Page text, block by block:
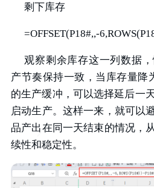
剩下库存
=OFFSET(P18#,,-
观察剩余库存这一列数据
产节奏保持一致，当库存量降
的生产缓冲，可以选择延后一
启动生产。这样一来，就可以
品产出在同一天结束的情况，
续性和稳定性。